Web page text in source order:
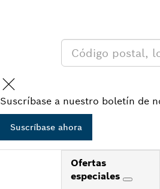
Suscríbase a nuestro boletín de
Suscríbase ahora
Ofertas
especiales